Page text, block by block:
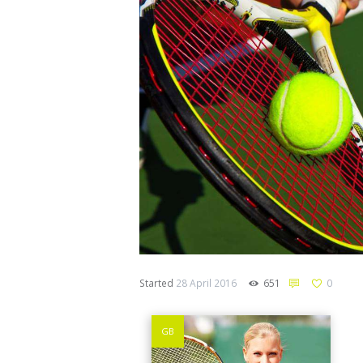
Started 28 April 2016 651 0
GB